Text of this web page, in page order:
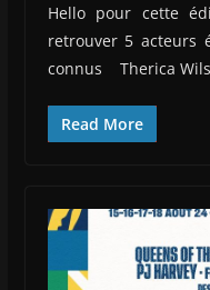
Hello pour cette
retrouver 5 acteurs
connus Therica
Read More